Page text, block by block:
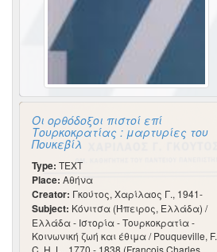
Οι ορθόδοξοι πιστοί επί
Τουρκοκρατίας : μαρτυρίες του
Πουκεβίλ
Type: TEXT
Place: Αθήνα
Creator: Γκούτος, Χαρίλαος Γ., 1941-
Subject: Κόνιτσα (Ήπειρος, Ελλάδα) /
Ελλάδα - Ιστορία - Τουρκοκρατία -
Κοινωνική ζωή και έθιμα / Pouqueville, F.
C. H. L., 1770 - 1838 (Francois Charles